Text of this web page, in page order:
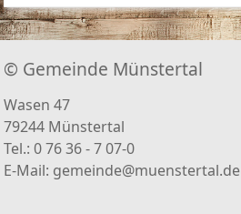
© Gemeinde Münstertal
Wasen 47
79244 Münstertal
Tel.: 0 76 36 - 7 07-0
E-Mail: gemeinde@muenstertal.de